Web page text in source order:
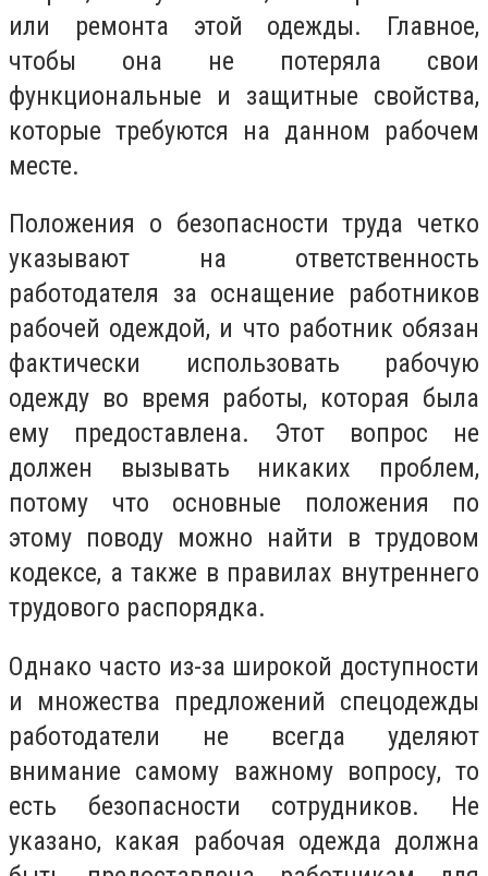
или ремонта этой одежды. Главное,
чтобы она не потеряла свои
функциональные и защитные свойства,
которые требуются на данном рабочем
месте.
Положения о безопасности труда четко
указывают на ответственность
работодателя за оснащение работников
рабочей одеждой, и что работник обязан
фактически использовать рабочую
одежду во время работы, которая была
ему предоставлена. Этот вопрос не
должен вызывать никаких проблем,
потому что основные положения по
этому поводу можно найти в трудовом
кодексе, а также в правилах внутреннего
трудового распорядка.
Однако часто из-за широкой доступности
и множества предложений спецодежды
работодатели не всегда уделяют
внимание самому важному вопросу, то
есть безопасности сотрудников. Не
указано, какая рабочая одежда должна